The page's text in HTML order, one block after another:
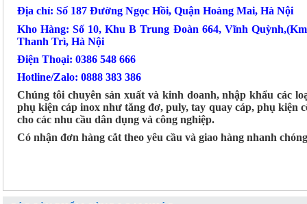
Địa chỉ: Số 187 Đường Ngọc Hồi, Quận Hoàng Mai, Hà Nội
Kho Hàng: Số 10, Khu B Trung Đoàn 664, Vĩnh
Thanh Trì, Hà Nội
Điện Thoại: 0386 548 666
Hotline/Zalo: 0888 383 386
Chúng tôi chuyên sản xuất và kinh doanh, nhập khẩu các
phụ kiện cáp inox như tăng đơ, puly, tay quay cáp, phụ kiện
cho các nhu cầu dân dụng và công nghiệp.
Có nhận đơn hàng cắt theo yêu cầu và giao hàng nhanh